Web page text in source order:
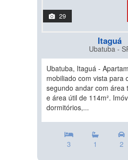
29
Itaguá
Ubatuba -
Ubatuba, Itaguá -
mobiliado com vista para
segundo andar com área
e área útil de 114m².
dormitórios,...
3 1 2